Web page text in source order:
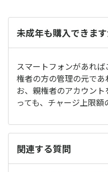
未成年も購入できます
スマートフォンがあれ
権者の方の管理の元で
お、親権者のアカウン
っても、チャージ上限額
関連する質問